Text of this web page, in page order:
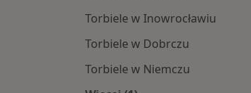
Torbiele w Inowrocławiu
Torbiele w Dobrczu
Torbiele w Niemczu